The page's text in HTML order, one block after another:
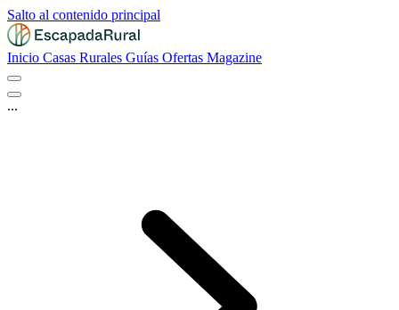
Salto al contenido principal
Inicio Casas Rurales Guías Ofertas Magazine
...